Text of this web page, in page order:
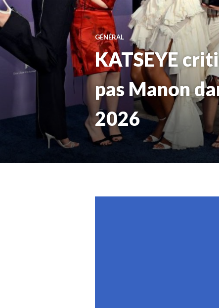
GÉNÉRAL
KATSEYE
pas Manon
2026